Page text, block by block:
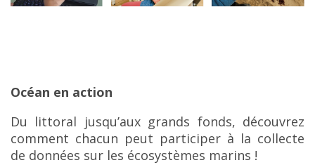
Océan en action
Du littoral jusqu’aux grands fonds, découvrez
comment chacun peut participer à la collecte
de données sur les écosystèmes marins !